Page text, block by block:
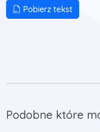
Pobierz tekst
Podobne które